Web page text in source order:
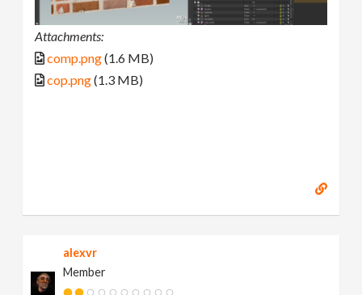
Attachments:
comp.png(1.6 MB)
cop.png(1.3 MB)
alexvr
Member